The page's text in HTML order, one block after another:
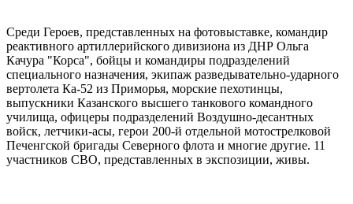
Среди Героев, представленных на фотовыставке, командир
реактивного артиллерийского дивизиона из ДНР Ольга
Качура "Корса", бойцы и командиры подразделений
специального назначения, экипаж разведывательно-ударного
вертолета Ка-52 из Приморья, морские пехотинцы,
выпускники Казанского высшего танкового командного
училища, офицеры подразделений Воздушно-десантных
войск, летчики-асы, герои 200-й отдельной мотострелковой
Печенгской бригады Северного флота и многие другие. 11
участников СВО, представленных в экспозиции, живы.